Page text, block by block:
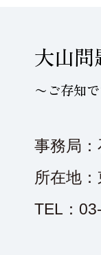
大山
〜ご存知
事務局
所在地
TEL：